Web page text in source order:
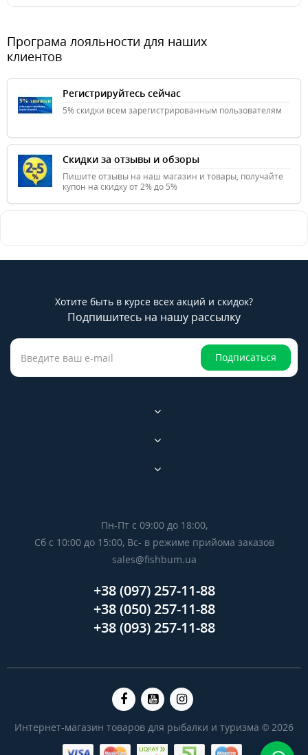
Програма лояльности для наших
клиентов
Регистрируйтесь сейчас
5% скидки всем зарегистрированным пользователям
Скидки за отзывы и обзоры
Пишите отзывы на наш магазин и товары, получайте
купон на скидку от 2% до 5%
Хотите быть в курсе всех акций и скидок?
Подпишитесь на нашу рассылку
Подписаться
Пн-Пт с 09:00 до 18:00,
Сб с 10:00 до 15:00, Вс- в режиме прийома заказов
sales@fishbum.ua
+38 (097) 257-11-88
+38 (050) 257-11-88
+38 (093) 257-11-88
Интернет-магазин товаров для рыбалки и туризма © 2026